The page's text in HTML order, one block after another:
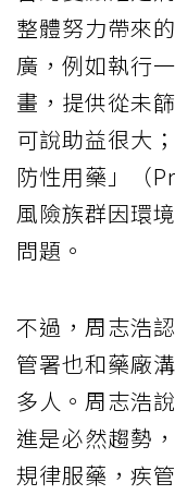
整體努力帶來
廣，例如執行
畫，提供從未
可說助益很大
防性用藥」（
風險族群因環
問題。
不過，周志浩
管署也和藥廠
多人。周志浩
進是必然趨勢
規律服藥，疾